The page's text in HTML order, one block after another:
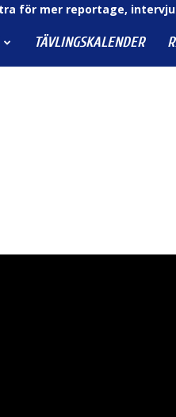
för mer reportage,
TÄVLINGSKALENDER